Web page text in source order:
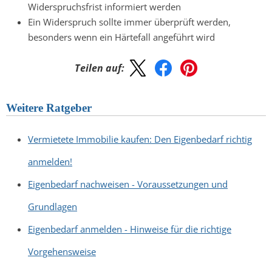
Widerspruchsfrist informiert werden
Ein Widerspruch sollte immer überprüft werden,
besonders wenn ein Härtefall angeführt wird
Teilen auf:
Weitere Ratgeber
Vermietete Immobilie kaufen: Den Eigenbedarf richtig
anmelden!
Eigenbedarf nachweisen - Voraussetzungen und
Grundlagen
Eigenbedarf anmelden - Hinweise für die richtige
Vorgehensweise